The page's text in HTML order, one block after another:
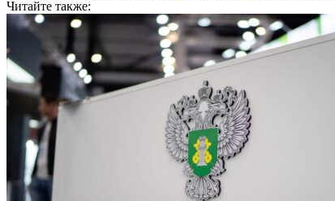
Читайте также: